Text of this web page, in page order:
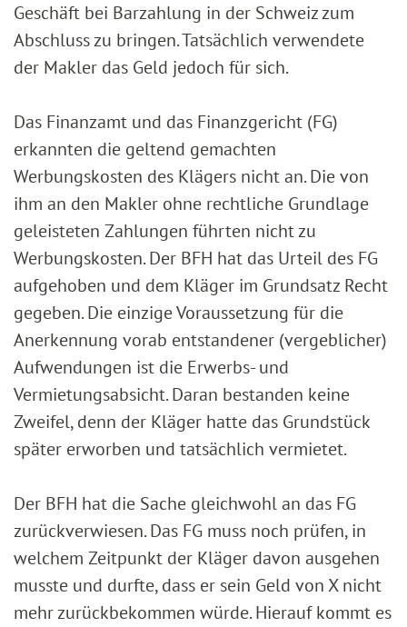
Geschäft bei Barzahlung in der Schweiz zum
Abschluss zu bringen. Tatsächlich verwendete
der Makler das Geld jedoch für sich.
Das Finanzamt und das Finanzgericht (FG)
erkannten die geltend gemachten
Werbungskosten des Klägers nicht an. Die von
ihm an den Makler ohne rechtliche Grundlage
geleisteten Zahlungen führten nicht zu
Werbungskosten. Der BFH hat das Urteil des FG
aufgehoben und dem Kläger im Grundsatz Recht
gegeben. Die einzige Voraussetzung für die
Anerkennung vorab entstandener (vergeblicher)
Aufwendungen ist die Erwerbs- und
Vermietungsabsicht. Daran bestanden keine
Zweifel, denn der Kläger hatte das Grundstück
später erworben und tatsächlich vermietet.
Der BFH hat die Sache gleichwohl an das FG
zurückverwiesen. Das FG muss noch prüfen, in
welchem Zeitpunkt der Kläger davon ausgehen
musste und durfte, dass er sein Geld von X nicht
mehr zurückbekommen würde. Hierauf kommt es